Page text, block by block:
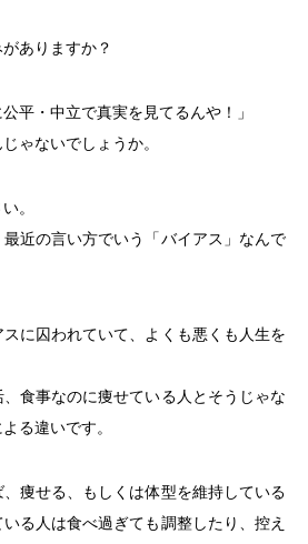
ありますか？
平・中立で真実を見てるんや！」
ゃないでしょうか。
。
近の言い方でいう「バイアス」なんで
に囚われていて、よくも悪くも人生を
食事なのに痩せている人とそうじゃな
る違いです。
痩せる、もしくは体型を維持している
る人は食べ過ぎても調整したり、控え